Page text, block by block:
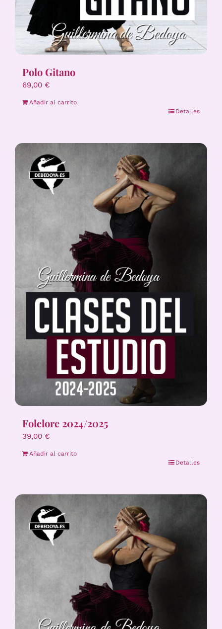
Polo Gitano
69,00 €
Añadir al carrito
Detalles
Folclore 2024/2025
39,00 €
Añadir al carrito
Detalles